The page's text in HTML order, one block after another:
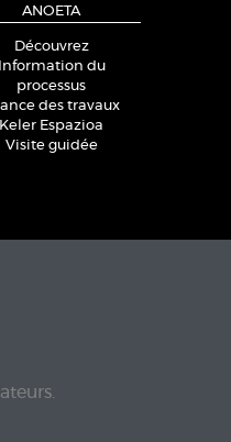
ANOETA
Découvrez
Information du
processus
des travaux
Keler Espazioa
Visite guidée